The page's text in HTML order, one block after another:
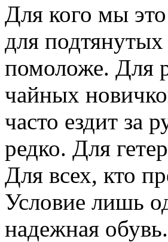
Для кого мы
для
помоложе. Для
чайных
часто ездит за
редко. Для
Для всех, кто
Условие лишь
надежная обувь.